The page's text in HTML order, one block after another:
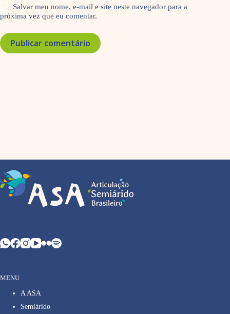
Salvar meu nome, e-mail e site neste navegador para a
próxima vez que eu comentar.
Publicar comentário
MENU
A ASA
Semiárido